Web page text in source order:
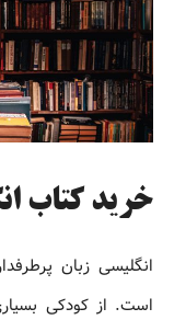
خرید کتاب انگلیسی
انگلیسی زبان
است. از کودکی